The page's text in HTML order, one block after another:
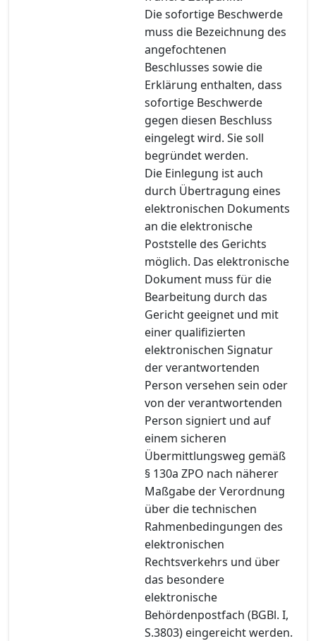
Die sofortige Beschwerde
muss die Bezeichnung des
angefochtenen
Beschlusses sowie die
Erklärung enthalten, dass
sofortige Beschwerde
gegen diesen Beschluss
eingelegt wird. Sie soll
begründet werden.
Die Einlegung ist auch
durch Übertragung eines
elektronischen Dokuments
an die elektronische
Poststelle des Gerichts
möglich. Das elektronische
Dokument muss für die
Bearbeitung durch das
Gericht geeignet und mit
einer qualifizierten
elektronischen Signatur
der verantwortenden
Person versehen sein oder
von der verantwortenden
Person signiert und auf
einem sicheren
Übermittlungsweg gemäß
§ 130a ZPO nach näherer
Maßgabe der Verordnung
über die technischen
Rahmenbedingungen des
elektronischen
Rechtsverkehrs und über
das besondere
elektronische
Behördenpostfach (BGBl. I,
S.3803) eingereicht werden.